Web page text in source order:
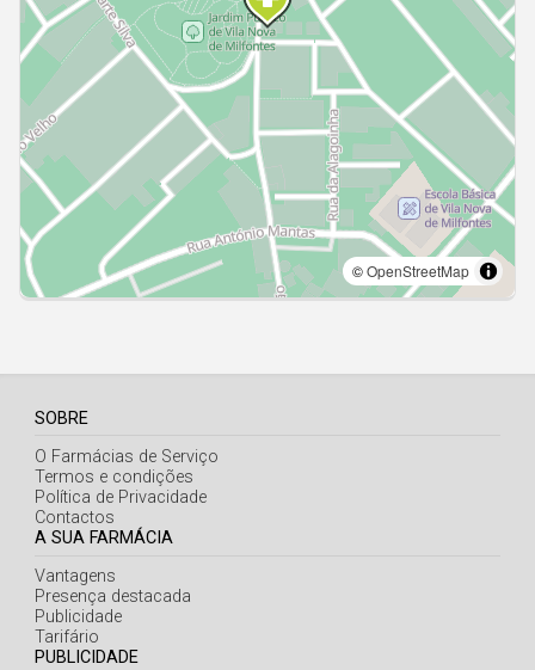
Açores
SOBRE
O Farmácias de Serviço
Termos e condições
Política de Privacidade
Contactos
A SUA FARMÁCIA
Vantagens
Presença destacada
Publicidade
Tarifário
PUBLICIDADE